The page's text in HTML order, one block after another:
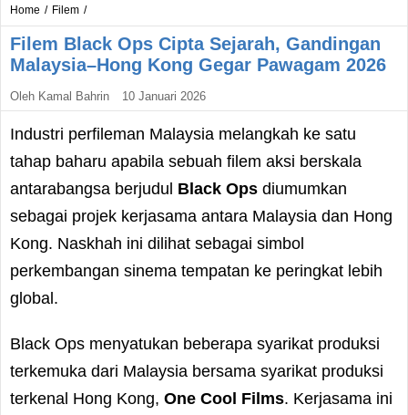
Home / Filem /
Filem Black Ops Cipta Sejarah, Gandingan
Malaysia–Hong Kong Gegar Pawagam 2026
Oleh Kamal Bahrin 10 Januari 2026
Industri perfileman Malaysia melangkah ke satu
tahap baharu apabila sebuah filem aksi berskala
antarabangsa berjudul Black Ops diumumkan
sebagai projek kerjasama antara Malaysia dan Hong
Kong. Naskhah ini dilihat sebagai simbol
perkembangan sinema tempatan ke peringkat lebih
global.
Black Ops menyatukan beberapa syarikat produksi
terkemuka dari Malaysia bersama syarikat produksi
terkenal Hong Kong, One Cool Films. Kerjasama ini